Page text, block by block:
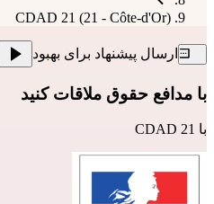
CDAD 21 (21 - Côte-d'Or)
ارسال پیشنهاد برای بهبود
با مدافع حقوق ملاقات کنید
با CDAD 21